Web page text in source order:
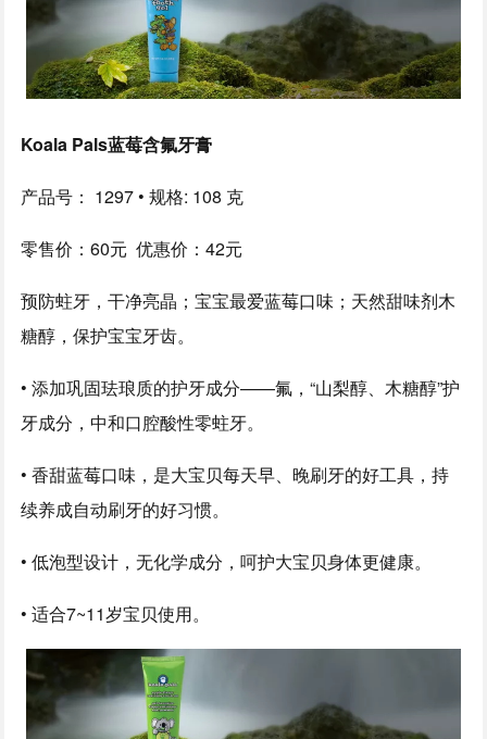
Koala Pals蓝莓含氟牙膏
产品号： 1297 • 规格: 108 克
零售价：60元 优惠价：42元
预防蛀牙，干净亮晶；宝宝最爱蓝莓口味；天然甜味剂木
糖醇，保护宝宝牙齿。
• 添加巩固珐琅质的护牙成分——氟，“山梨醇、木糖醇”护
牙成分，中和口腔酸性零蛀牙。
• 香甜蓝莓口味，是大宝贝每天早、晚刷牙的好工具，持
续养成自动刷牙的好习惯。
• 低泡型设计，无化学成分，呵护大宝贝身体更健康。
• 适合7~11岁宝贝使用。